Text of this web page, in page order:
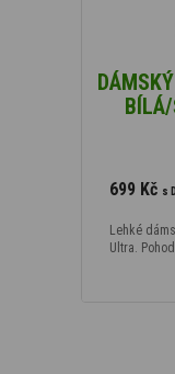
699 Kč s
Lehké
Ultra.